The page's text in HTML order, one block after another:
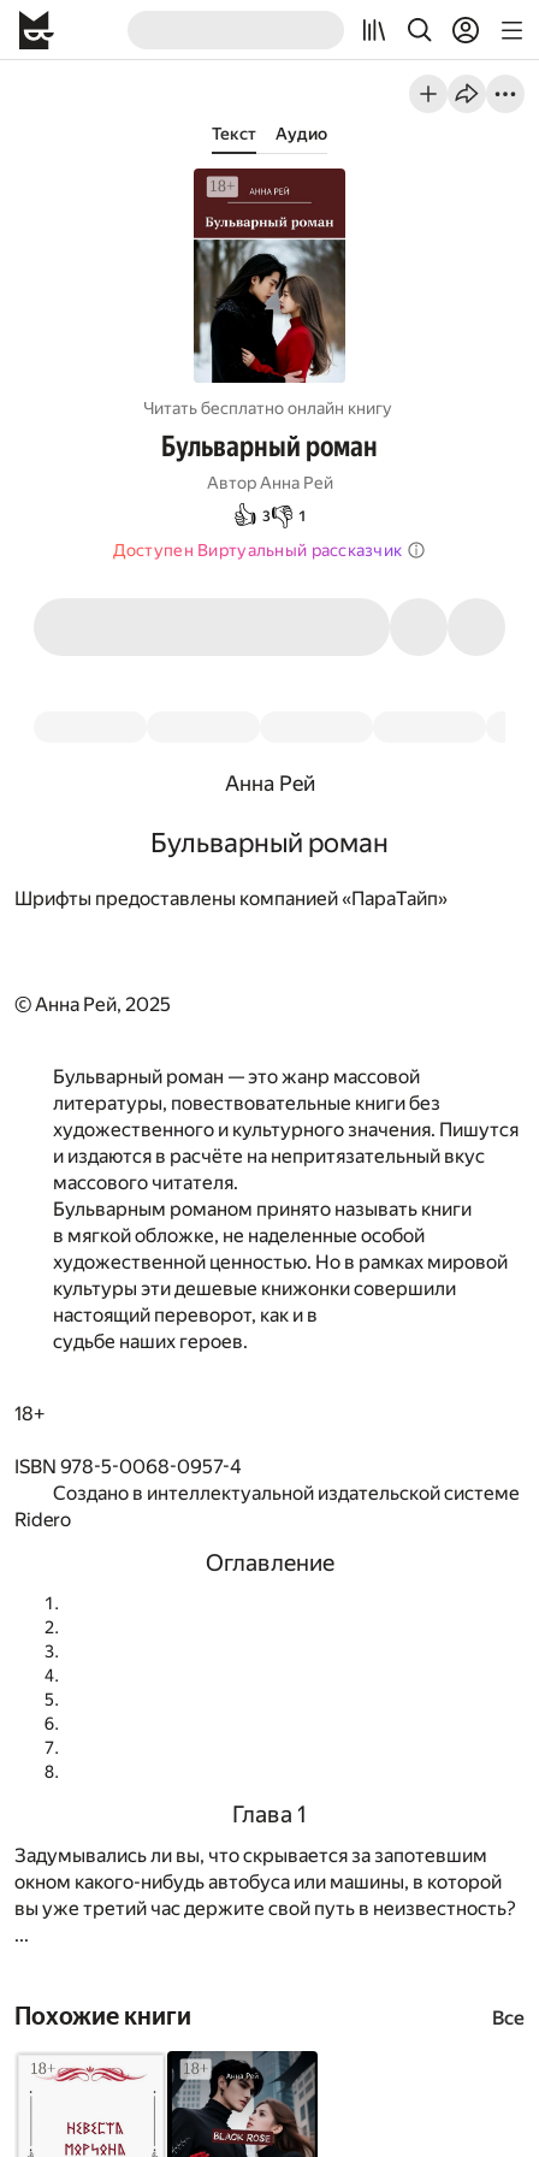
Текст Аудио
Читать бесплатно онлайн книгу
Бульварный роман
Автор Анна Рей
👍 3👎 1
Доступен Виртуальный рассказчик
Анна Рей
Бульварный роман
Шрифты предоставлены компанией «ПараТайп»
© Анна Рей, 2025
Бульварный роман — это жанр массовой
литературы, повествовательные книги без
художественного и культурного значения. Пишутся
и издаются в расчёте на непритязательный вкус
массового читателя.
Бульварным романом принято называть книги
в мягкой обложке, не наделенные особой
художественной ценностью. Но в рамках мировой
культуры эти дешевые книжонки совершили
настоящий переворот, как и в
судьбе наших героев.
18+
ISBN 978-5-0068-0957-4
Создано в интеллектуальной издательской системе
Ridero
Оглавление
Глава 1
Задумывались ли вы, что скрывается за запотевшим
окном какого-нибудь автобуса или машины, в которой
вы уже третий час держите свой путь в неизвестность?
...
Похожие книги Все